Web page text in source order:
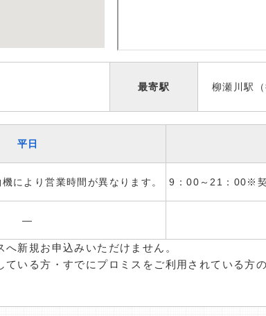
最寄駅 柳瀬川駅
平日
により営業時間が異なります。 9：00～21：00※
―
新規お申込みいただけません。
いる方・すでにプロミスをご利用されている方